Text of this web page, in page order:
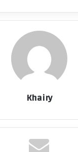
Khairy